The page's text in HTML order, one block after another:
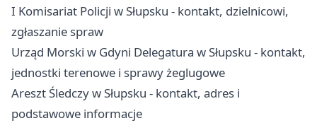
I Komisariat Policji w Słupsku - kontakt, dzielnicowi,
zgłaszanie spraw
Urząd Morski w Gdyni Delegatura w Słupsku - kontakt,
jednostki terenowe i sprawy żeglugowe
Areszt Śledczy w Słupsku - kontakt, adres i
podstawowe informacje